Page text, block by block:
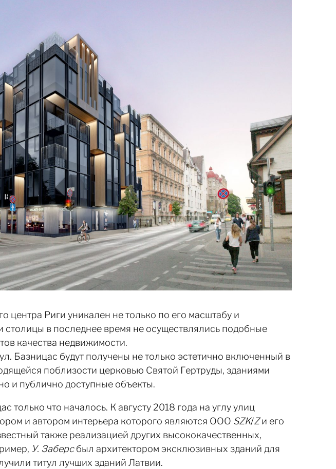
центра Риги уникален не только по его масштабу и
столицы в последнее время не осуществлялись подобные
качества недвижимости.
Базницас будут получены не только эстетично включенный в
поблизости церковью Святой Гертруды, зданиями
и публично доступные объекты.
только что началось. К августу 2018 года на углу улиц
и автором интерьера которого являются ООО SZK/Zи его
также реализацией других высококачественных,
У. Заберсбыл архитектором эксклюзивных зданий для
титул лучших зданий Латвии.